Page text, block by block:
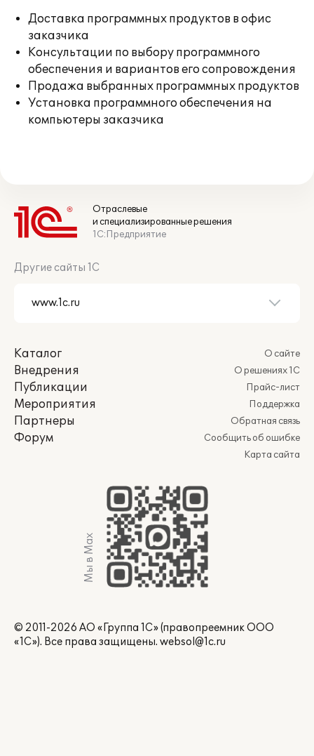
Доставка программных продуктов в офис
заказчика
Консультации по выбору программного
обеспечения и вариантов его сопровождения
Продажа выбранных программных продуктов
Установка программного обеспечения на
компьютеры заказчика
Отраслевые
и специализированные решения
1С:Предприятие
Другие сайты 1С
Каталог
Внедрения
Публикации
Мероприятия
Партнеры
Форум
О сайте
О решениях 1С
Прайс-лист
Поддержка
Обратная связь
Сообщить об ошибке
Карта сайта
Мы в Max
© 2011-2026 АО «Группа 1С» (правопреемник ООО
«1С»). Все права защищены. websol@1c.ru